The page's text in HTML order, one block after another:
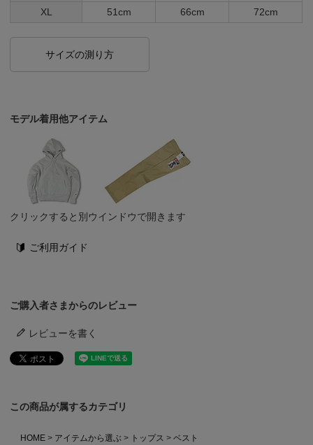
XL 51cm 66cm 72cm
サイズの測り方
モデル着用他アイテム
クリックすると別ウインドウで開きます
ご利用ガイド
ご購入者さまからのレビュー
レビューを書く
この商品が属するカテゴリ
HOME アイテムから選ぶ トップス
ベスト